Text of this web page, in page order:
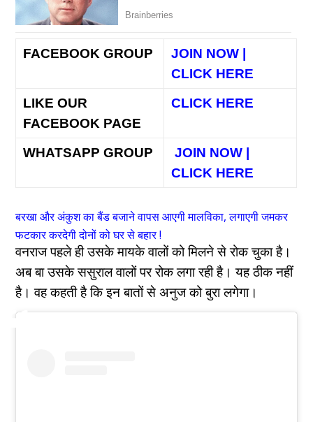
FACEBOOK GROUP
JOIN NOW |
CLICK HERE
LIKE OUR
FACEBOOK PAGE
CLICK HERE
WHATSAPP GROUP
JOIN NOW |
CLICK HERE
बरखा और अंकुश का बैंड बजाने वापस आएगी मालविका, लगाएगी जमकर
फटकार करदेगी दोनों को घर से बहार !
वनराज पहले ही उसके मायके वालों को मिलने से रोक चुका है।
अब बा उसके ससुराल वालों पर रोक लगा रही है। यह ठीक नहीं
है। वह कहती है कि इन बातों से अनुज को बुरा लगेगा।